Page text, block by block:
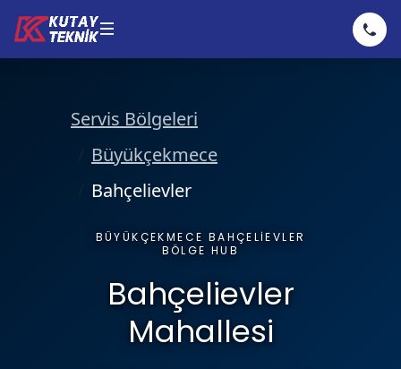
Klima Servisi
Klima Tamiri
Kombi Bakımı
Hizmetler
Servis Bölgeleri
Büyükçekmece
Bahçelievler
BÜYÜKÇEKMECE BAHÇELIEVLER
BÖLGE HUB
Bahçelievler
Mahallesi